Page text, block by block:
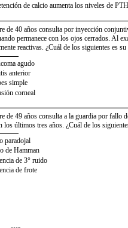
de calcio aumenta los niveles de PTH
de 40 años consulta por inyección
permanece con los ojos cerrados. Al
reactivas. ¿Cuál de los siguientes es
agudo
anterior
simple
corneal
de 49 años consulta a la guardia por fallo
los últimos tres años. ¿Cuál de los
paradojal
de Hamman
de 3° ruido
de frote